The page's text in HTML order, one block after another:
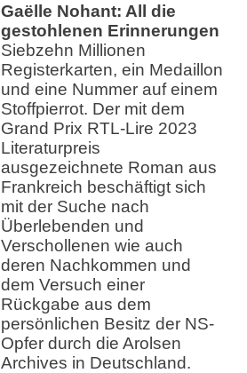
Gaëlle Nohant: All die
gestohlenen Erinnerungen
Siebzehn Millionen
Registerkarten, ein Medaillon
und eine Nummer auf einem
Stoffpierrot. Der mit dem
Grand Prix RTL-Lire 2023
Literaturpreis
ausgezeichnete Roman aus
Frankreich beschäftigt sich
mit der Suche nach
Überlebenden und
Verschollenen wie auch
deren Nachkommen und
dem Versuch einer
Rückgabe aus dem
persönlichen Besitz der NS-
Opfer durch die Arolsen
Archives in Deutschland.